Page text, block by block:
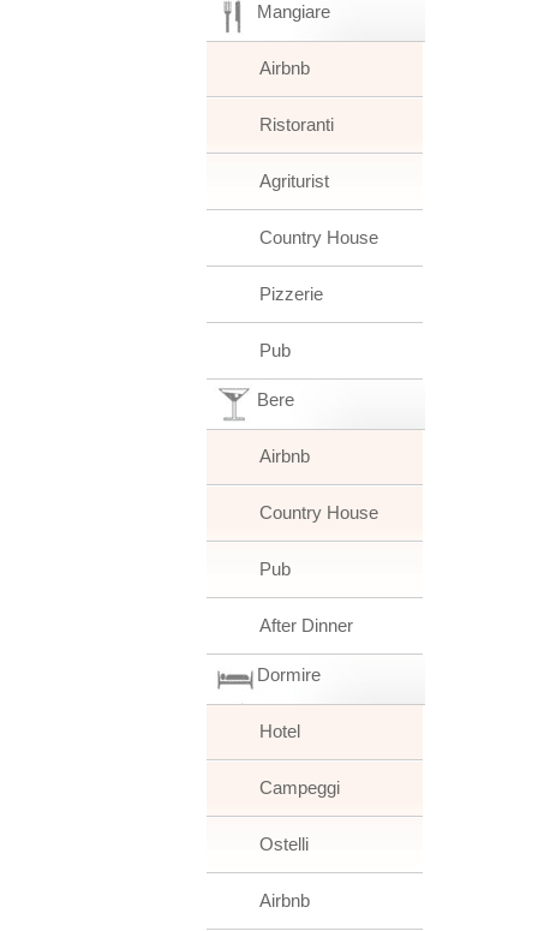
Mangiare
Airbnb
Ristoranti
Agriturist
Country House
Pizzerie
Pub
Bere
Airbnb
Country House
Pub
After Dinner
Dormire
Hotel
Campeggi
Ostelli
Airbnb